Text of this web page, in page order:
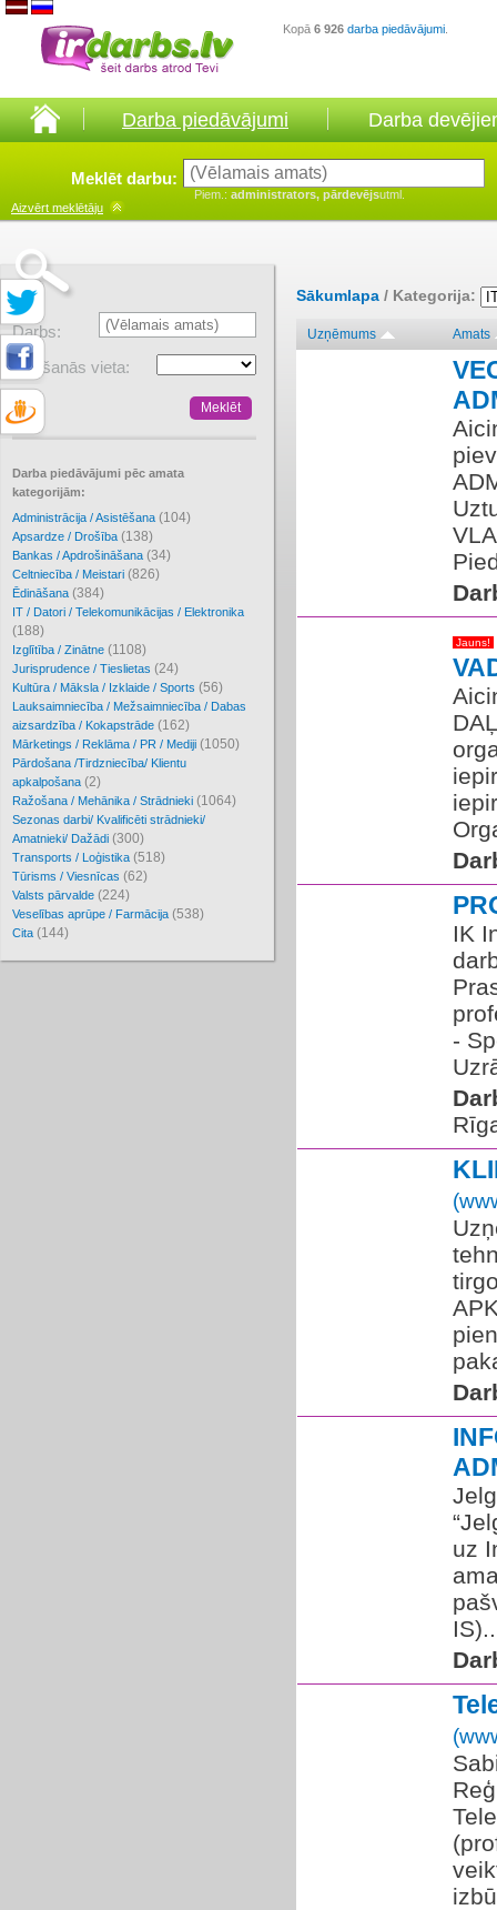
Kopā 6 926 darba piedāvājumi
Darba piedāvājumi Darba
Meklēt darbu:
Piem.: administrators, pārdevējsutml.
Aizvērt meklētāju
Darbs:
Atrašanās vieta:
Darba piedāvājumi pēc amata
kategorijām:
Administrācija / Asistēšana (104)
Apsardze / Drošība (138)
Bankas / Apdrošināšana (34)
Celtniecība / Meistari (826)
Ēdināšana (384)
IT / Datori / Telekomunikācijas / Elektronika
(188)
Izglītība / Zinātne (1108)
Jurisprudence / Tieslietas (24)
Kultūra / Māksla / Izklaide / Sports (56)
Lauksaimniecība / Mežsaimniecība / Dabas
aizsardzība / Kokapstrāde (162)
Mārketings / Reklāma / PR / Mediji (1050)
Pārdošana /Tirdzniecība/ Klientu
apkalpošana (2)
Ražošana / Mehānika / Strādnieki (1064)
Sezonas darbi/ Kvalificēti strādnieki/
Amatnieki/ Dažādi (300)
Transports / Loģistika (518)
Tūrisms / Viesnīcas (62)
Valsts pārvalde (224)
Veselības aprūpe / Farmācija (538)
Cita (144)
Sākumlapa / Kategorija:
Uzņēmums Amats
Jauns!
IK
-
uz